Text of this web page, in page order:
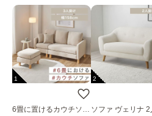
1
6畳に置けるカウチソフ
2
ソファ ヴェリナ 2